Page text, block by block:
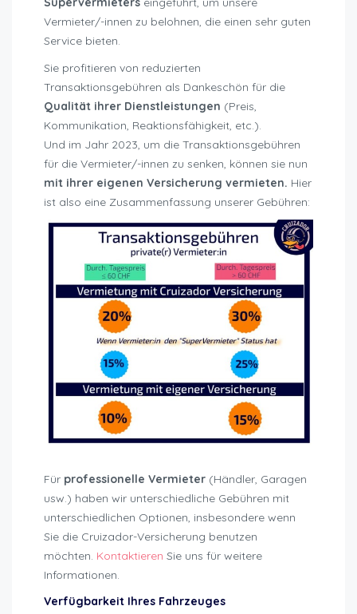
Vermieter/-innen zu belohnen, die einen sehr guten
Service bieten.
Sie profitieren von reduzierten
Transaktionsgebühren als Dankeschön für die
Qualität ihrer Dienstleistungen (Preis,
Kommunikation, Reaktionsfähigkeit, etc.).
Und im Jahr 2023, um die Transaktionsgebühren
für die Vermieter/-innen zu senken, können sie nun
mit ihrer eigenen Versicherung vermieten. Hier
ist also eine Zusammenfassung unserer Gebühren:
Für professionelle Vermieter (Händler, Garagen
usw.) haben wir unterschiedliche Gebühren mit
unterschiedlichen Optionen, insbesondere wenn
Sie die Cruizador-Versicherung benutzen
möchten. Kontaktieren Sie uns für weitere
Informationen.
Verfügbarkeit Ihres Fahrzeuges